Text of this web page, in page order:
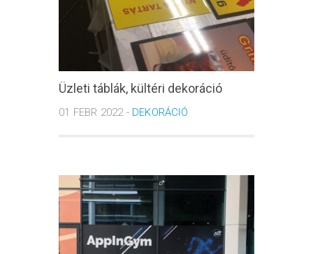
Üzleti táblák, kültéri dekoráció
01 FEBR 2022 - DEKORÁCIÓ